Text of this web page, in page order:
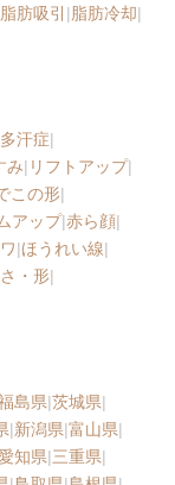
脂肪吸引 |脂肪冷却|
多汗症|
み| リフトアップ|
この形|
アップ|赤ら顔|
|ほうれい線|
・形|
島県|茨城県|
|新潟県|富山県|
知県|三重県|